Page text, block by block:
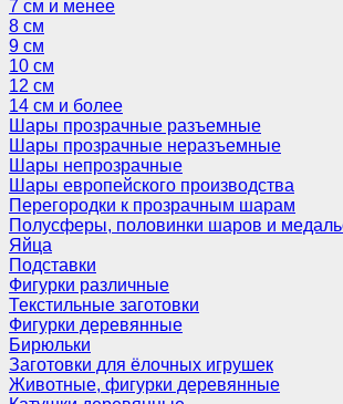
7 см и менее
8 см
9 см
10 см
12 см
14 см и более
Шары прозрачные разъемные
Шары прозрачные неразъемные
Шары непрозрачные
Шары европейского производства
Перегородки к прозрачным шарам
Полусферы, половинки шаров и
Яйца
Подставки
Фигурки различные
Текстильные заготовки
Фигурки деревянные
Бирюльки
Заготовки для ёлочных игрушек
Животные, фигурки деревянные